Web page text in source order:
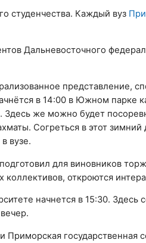
студенчества. Каждый вуз
Дальневосточного
представление,
в 14:00 в Южном парке
же можно будет
Согреться в этот
вузе.
для виновников
коллективов, откроются
начнется в 15:30. Здесь
государственная